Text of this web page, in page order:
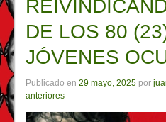
DE LOS 80
JÓVENES
Publicado en 29 mayo, 2025 por
anteriores